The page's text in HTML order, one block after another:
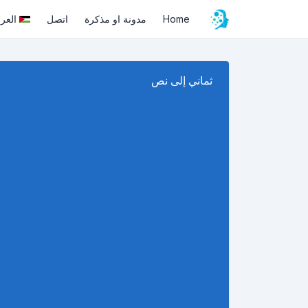
Home مدونة او مذكرة اتصل
ثماني إلى نص